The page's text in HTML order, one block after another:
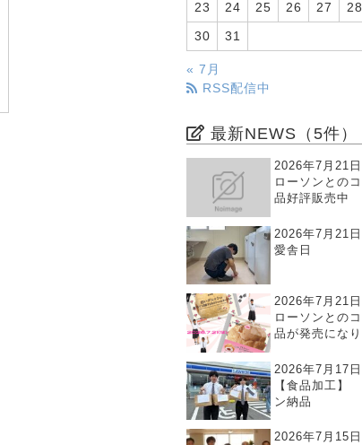
23 24 25 26 27 28
30 31
« 7月
RSS配信中
最新NEWS（5件）
2026年7月21日
ローソンとの
品好評販売中
2026年7月21日
愛舎日
2026年7月21日
ローソンとの
品が発売にな
2026年7月17日
【食品加工】
ン納品
2026年7月15日